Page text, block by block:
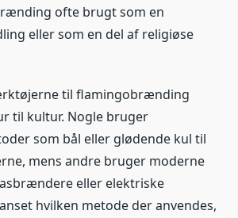
ofte brugt som en
eller som en del af religiøse
til flamingobrænding
til kultur. Nogle bruger
som bål eller glødende kul til
mens andre bruger moderne
eller elektriske
hvilken metode der anvendes,